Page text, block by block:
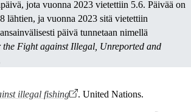
jota vuonna 2023 vietettiin 5.6. Päivää on
lähtien, ja vuonna 2023 sitä vietettiin
päivä tunnetaan nimellä
Fight against Illegal, Unreported and
illegal fishing . United Nations.